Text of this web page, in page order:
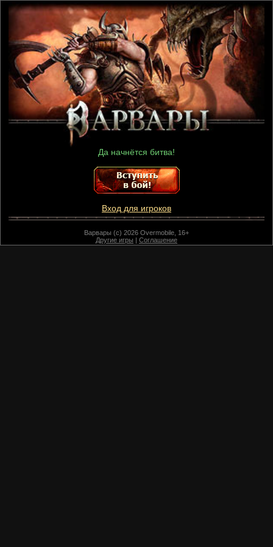
Да начнётся битва!
Вход для игроков
Варвары (c) 2026 Overmobile, 16+
Другие игры | Соглашение